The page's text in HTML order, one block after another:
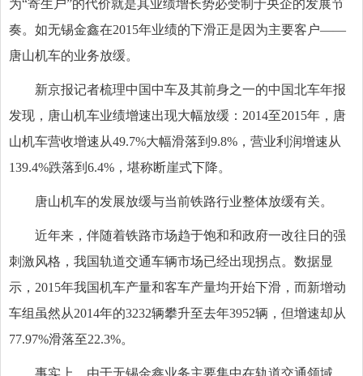
为“寄生户”的代价就是其业绩增长势必受制于央企的发展节
奏。如无锡金鑫在2015年业绩的下滑正是因为主要客户——
唐山机车的业务放缓。
新京报记者梳理中国中车及其前身之一的中国北车年报
发现，唐山机车业绩增速出现大幅放缓：2014至2015年，唐
山机车营收增速从49.7%大幅滑落到9.8%，营业利润增速从
139.4%跌落到6.4%，堪称断崖式下降。
唐山机车的发展放缓与当前铁路行业整体放缓有关。
近年来，伴随着铁路市场趋于饱和和政府一改往日的强
刺激风格，我国轨道交通车辆市场已经出现拐点。数据显
示，2015年我国机车产量和客车产量均开始下滑，而新增动
车组虽然从2014年的3232辆攀升至去年3952辆，但增速却从
77.97%滑落至22.3%。
事实上，由于无锡金鑫业务主要集中在轨道交通领域。